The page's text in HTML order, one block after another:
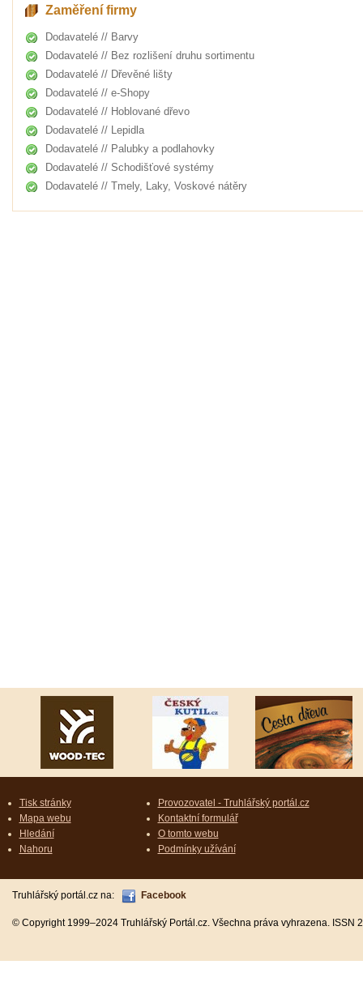
Zaměření firmy
Dodavatelé // Barvy
Dodavatelé // Bez rozlišení druhu sortimentu
Dodavatelé // Dřevěné lišty
Dodavatelé // e-Shopy
Dodavatelé // Hoblované dřevo
Dodavatelé // Lepidla
Dodavatelé // Palubky a podlahovky
Dodavatelé // Schodišťové systémy
Dodavatelé // Tmely, Laky, Voskové nátěry
Tisk stránky
Mapa webu
Hledání
Nahoru
Provozovatel - Truhlářský portál.cz
Kontaktní formulář
O tomto webu
Podmínky užívání
Truhlářský portál.cz na: Facebook
© Copyright 1999–2024 Truhlářský Portál.cz. Všechna práva vyhrazena.